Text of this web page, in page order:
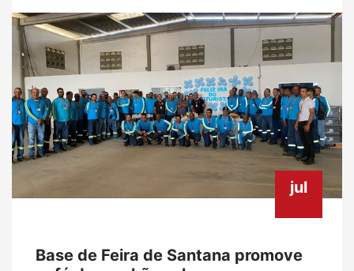
jul
Base de Feira de Santana promove